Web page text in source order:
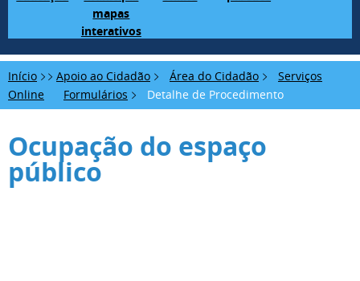
mapas
interativos
Início Apoio ao Cidadão Área do Cidadão
Serviços
Online
Formulários Detalhe de Procedimento
Ocupação do espaço
público